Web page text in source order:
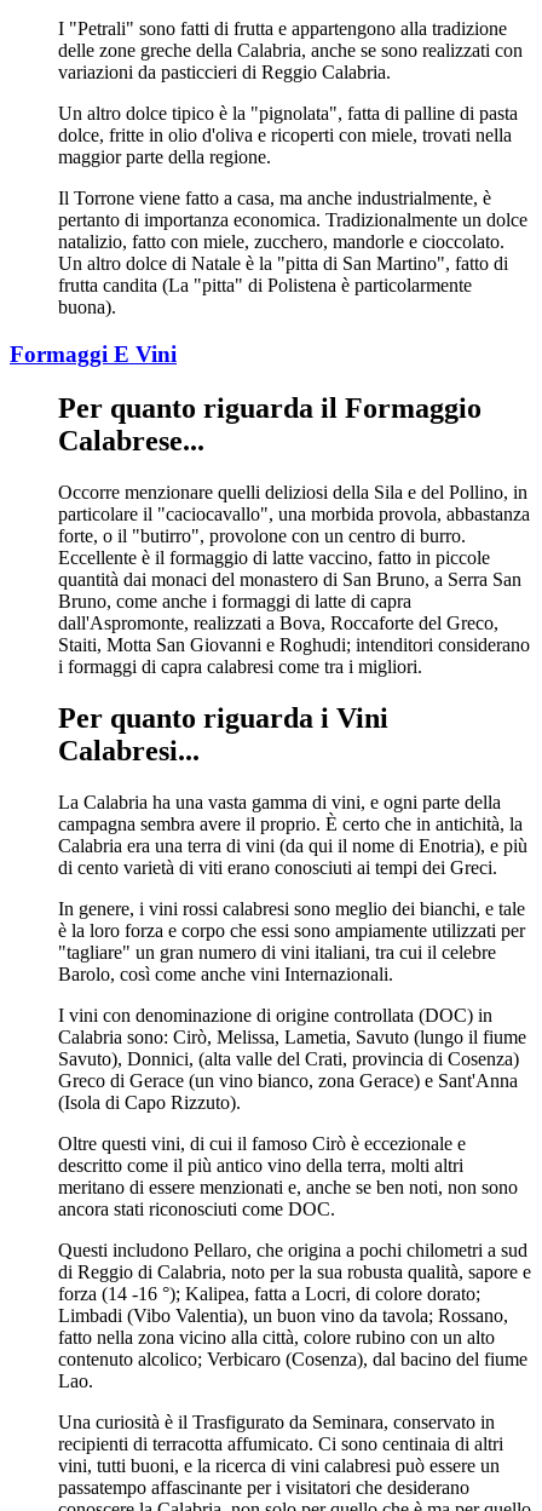
I "Petrali" sono fatti di frutta e appartengono alla tradizione
delle zone greche della Calabria, anche se sono realizzati con
variazioni da pasticcieri di Reggio Calabria.
Un altro dolce tipico è la "pignolata", fatta di palline di pasta
dolce, fritte in olio d'oliva e ricoperti con miele, trovati nella
maggior parte della regione.
Il Torrone viene fatto a casa, ma anche industrialmente, è
pertanto di importanza economica. Tradizionalmente un dolce
natalizio, fatto con miele, zucchero, mandorle e cioccolato.
Un altro dolce di Natale è la "pitta di San Martino", fatto di
frutta candita (La "pitta" di Polistena è particolarmente
buona).
Formaggi E Vini
Per quanto riguarda il Formaggio
Calabrese...
Occorre menzionare quelli deliziosi della Sila e del Pollino, in
particolare il "caciocavallo", una morbida provola, abbastanza
forte, o il "butirro", provolone con un centro di burro.
Eccellente è il formaggio di latte vaccino, fatto in piccole
quantità dai monaci del monastero di San Bruno, a Serra San
Bruno, come anche i formaggi di latte di capra
dall'Aspromonte, realizzati a Bova, Roccaforte del Greco,
Staiti, Motta San Giovanni e Roghudi; intenditori considerano
i formaggi di capra calabresi come tra i migliori.
Per quanto riguarda i Vini
Calabresi...
La Calabria ha una vasta gamma di vini, e ogni parte della
campagna sembra avere il proprio. È certo che in antichità, la
Calabria era una terra di vini (da qui il nome di Enotria), e più
di cento varietà di viti erano conosciuti ai tempi dei Greci.
In genere, i vini rossi calabresi sono meglio dei bianchi, e tale
è la loro forza e corpo che essi sono ampiamente utilizzati per
"tagliare" un gran numero di vini italiani, tra cui il celebre
Barolo, così come anche vini Internazionali.
I vini con denominazione di origine controllata (DOC) in
Calabria sono: Cirò, Melissa, Lametia, Savuto (lungo il fiume
Savuto), Donnici, (alta valle del Crati, provincia di Cosenza)
Greco di Gerace (un vino bianco, zona Gerace) e Sant'Anna
(Isola di Capo Rizzuto).
Oltre questi vini, di cui il famoso Cirò è eccezionale e
descritto come il più antico vino della terra, molti altri
meritano di essere menzionati e, anche se ben noti, non sono
ancora stati riconosciuti come DOC.
Questi includono Pellaro, che origina a pochi chilometri a sud
di Reggio di Calabria, noto per la sua robusta qualità, sapore e
forza (14 -16 °); Kalipea, fatta a Locri, di colore dorato;
Limbadi (Vibo Valentia), un buon vino da tavola; Rossano,
fatto nella zona vicino alla città, colore rubino con un alto
contenuto alcolico; Verbicaro (Cosenza), dal bacino del fiume
Lao.
Una curiosità è il Trasfigurato da Seminara, conservato in
recipienti di terracotta affumicato. Ci sono centinaia di altri
vini, tutti buoni, e la ricerca di vini calabresi può essere un
passatempo affascinante per i visitatori che desiderano